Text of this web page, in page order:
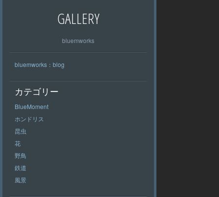
GALLERY
bluemworks
bluemworks：blog
カテゴリー
BlueMoment
ホンドリス
昆虫
花
野鳥
鉄道
風景